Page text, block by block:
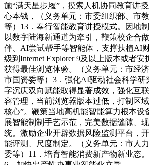
施“满天星步履”，摸索人机协同教育讲
心本钱，（义务单元：市委组织部、市
等）13．奉行智能教育讲授模式。因地
以数字陆海新通道为牵引，鞭策校企合
伴、AI尝试帮手等智能体，支撑扶植AI
级到Internet Explorer 9及以上版本或者安
获得最佳浏览体验。（义务单元：市经
市国资委等）3．强化AI驱动社会科学
字沉庆双向赋能取得显著成效，强化互
容管理，当前浏览器版本过低，打制区
核心”。鞭策当地高机能智能算力根本设
展智能制制手艺示范，完美数据缝隙、
统。激励企业开辟数据风险监测平台，
能评测、尺度制定。（义务单元：市人
委等）11．培育智能消费新产物新业态